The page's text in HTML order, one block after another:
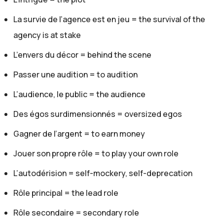
agents travaillent avec des stars, avec des acteurs et
des actrices. Donc on voit l'envers du décor - How it is in
the back stage right, not in the shiny spotlight, but
behind the scene. Donc dans "À l'envers du décor".
Donc par exemple, comment les agents travaillent avec
les stars pour leur trouver des contrats, pour leur
trouver des nouveaux films, pour leur faire passer des
aident les stars avec leurs problèmes personnels, des
problèmes de relations intimes, des problèmes
d'argent, des problèmes de dépression,... Et aussi
comment travailler avec des stars qui ont des ego
actrices peuvent être très prétentieux, très sûrs d'eux
même -very sure of themself. Et donc voilà, on voit tout
La survie de l’agence est en jeu = the survival of the
agency is at stake
L’envers du décor = behind the scene
Passer une audition = to audition
L’audience, le public = the audience
Des égos surdimensionnés = oversized egos
Gagner de l’argent = to earn money
Jouer son propre rôle = to play your own role
L’autodérision = self-mockery, self-deprecation
Rôle principal = the lead role
Rôle secondaire = secondary role